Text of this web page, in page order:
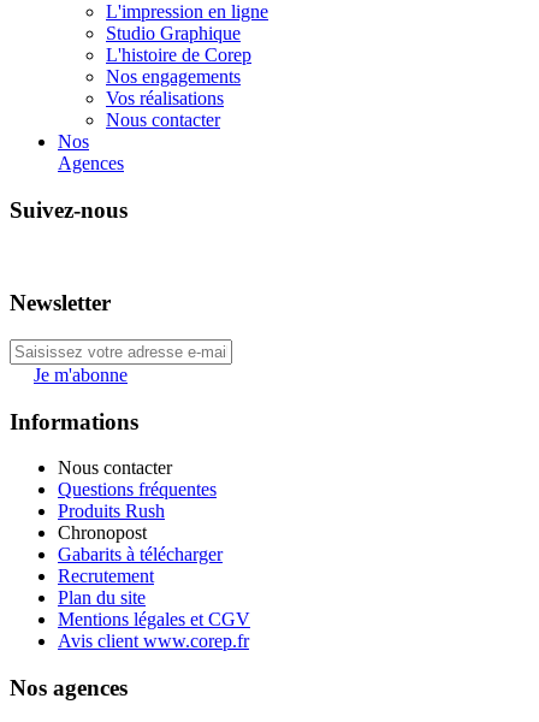
L'impression en ligne
Studio Graphique
L'histoire de Corep
Nos engagements
Vos réalisations
Nous contacter
Nos
Agences
Suivez-nous
Newsletter
Je m'abonne
Informations
Nous contacter
Questions fréquentes
Produits Rush
Chronopost
Gabarits à télécharger
Recrutement
Plan du site
Mentions légales et CGV
Avis client www.corep.fr
Nos agences